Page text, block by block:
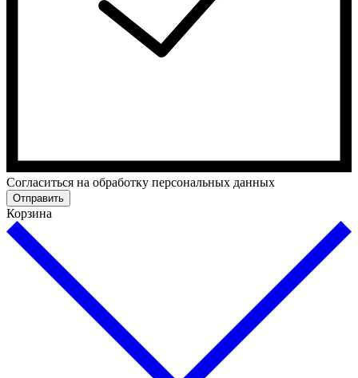
Cогласиться на обработку персональных данных
Отправить
Корзина